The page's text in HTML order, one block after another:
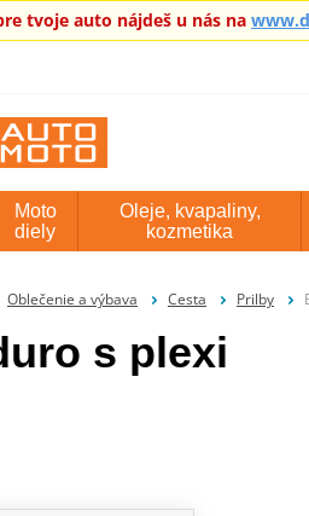
tvoje auto nájdeš u nás na
Moto
diely
Oleje, kvapaliny,
kozmetika
Oblečenie a výbava Cesta Prilby
s plexi